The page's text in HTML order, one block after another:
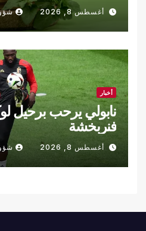
أغسطس 8, 2026
أخبار
نابولي يرحب برحيل
فنربخشة
أغسطس 8, 2026